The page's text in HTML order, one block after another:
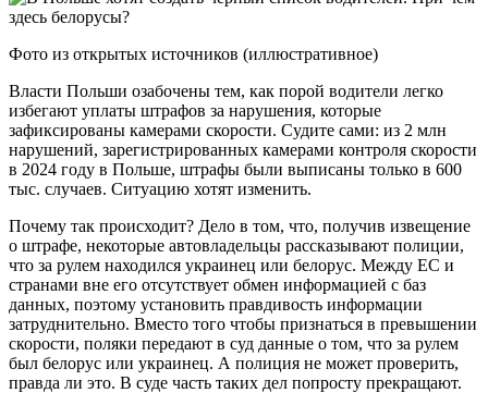
Фото из открытых источников (иллюстративное)
Власти Польши озабочены тем, как порой водители легко
избегают уплаты штрафов за нарушения, которые
зафиксированы камерами скорости. Судите сами: из 2 млн
нарушений, зарегистрированных камерами контроля скорости
в 2024 году в Польше, штрафы были выписаны только в 600
тыс. случаев. Ситуацию хотят изменить.
Почему так происходит? Дело в том, что, получив извещение
о штрафе, некоторые автовладельцы рассказывают полиции,
что за рулем находился украинец или белорус. Между ЕС и
странами вне его отсутствует обмен информацией с баз
данных, поэтому установить правдивость информации
затруднительно. Вместо того чтобы признаться в превышении
скорости, поляки передают в суд данные о том, что за рулем
был белорус или украинец. А полиция не может проверить,
правда ли это. В суде часть таких дел попросту прекращают.